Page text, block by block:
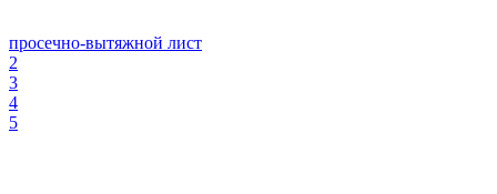
просечно-вытяжной лист
2
3
4
5